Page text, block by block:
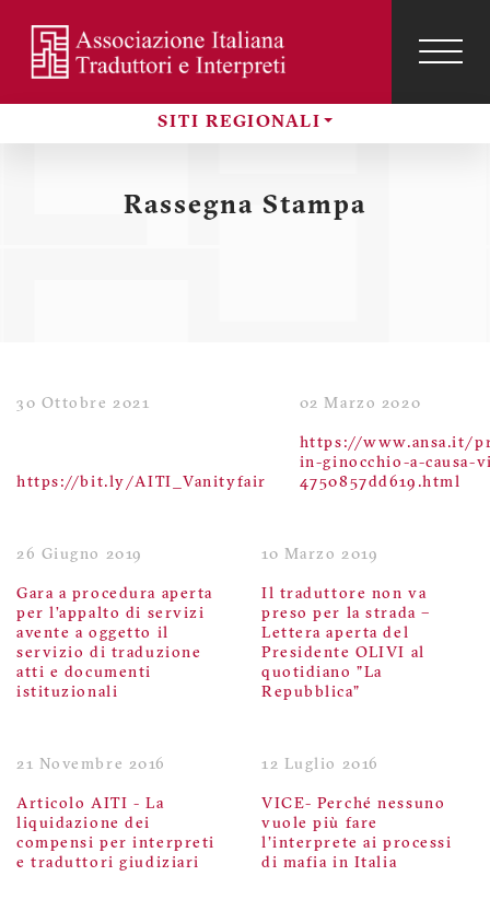
contenuto
principale
SITI REGIONALI
Menu
profilo
Rassegna Stampa
30 Ottobre 2021
https://bit.ly/AITI_Vanityfair
02 Marzo 2020
https://www.ansa.it/
in-ginocchio-a-causa-
4750857dd619.html
26 Giugno 2019
Gara a procedura aperta
per l’appalto di servizi
avente a oggetto il
servizio di traduzione
atti e documenti
istituzionali
10 Marzo 2019
Il traduttore non va
preso per la strada –
Lettera aperta del
Presidente OLIVI al
quotidiano "La
Repubblica"
21 Novembre 2016
Articolo AITI - La
liquidazione dei
compensi per interpreti
e traduttori giudiziari
12 Luglio 2016
VICE- Perché nessuno
vuole più fare
l'interprete ai processi
di mafia in Italia